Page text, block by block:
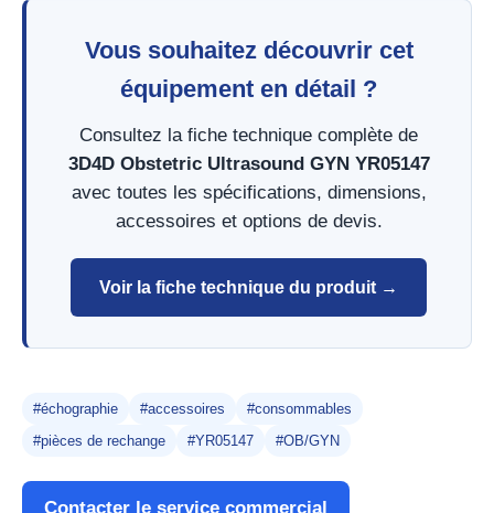
Vous souhaitez découvrir cet
équipement en détail ?
Consultez la fiche technique complète de
3D4D Obstetric Ultrasound GYN YR05147
avec toutes les spécifications, dimensions,
accessoires et options de devis.
Voir la fiche technique du produit →
#échographie #accessoires
#consommables
#pièces de rechange
#YR05147 #OB/GYN
Contacter le service commercial